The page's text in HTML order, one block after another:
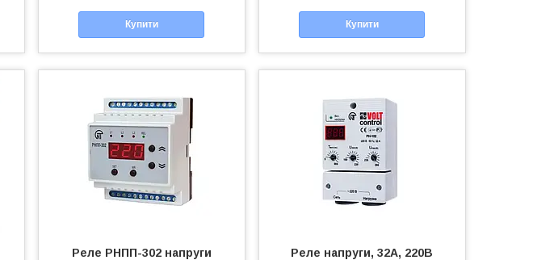
Купити Купити
Реле РНПП-302 напруги
Реле напруги, 32А, 220В